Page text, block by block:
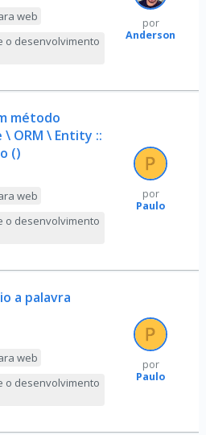
web
o desenvolvimento
por
Anderson
método
ORM \ Entity ::
()
web
o desenvolvimento
por
Paulo
a palavra
web
o desenvolvimento
por
Paulo